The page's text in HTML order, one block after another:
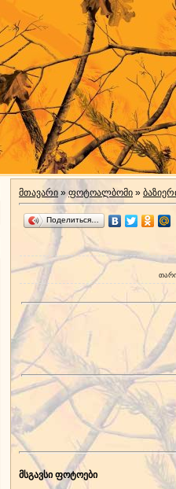
მთავარი » ფოტოალბომი »
Поделиться…
მსგავსი ფოტოები